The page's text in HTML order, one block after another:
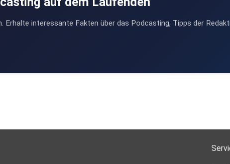
deinem Weg, kontaktiere
Erhalte interessante Fakten über das Podcasting, Tipps der